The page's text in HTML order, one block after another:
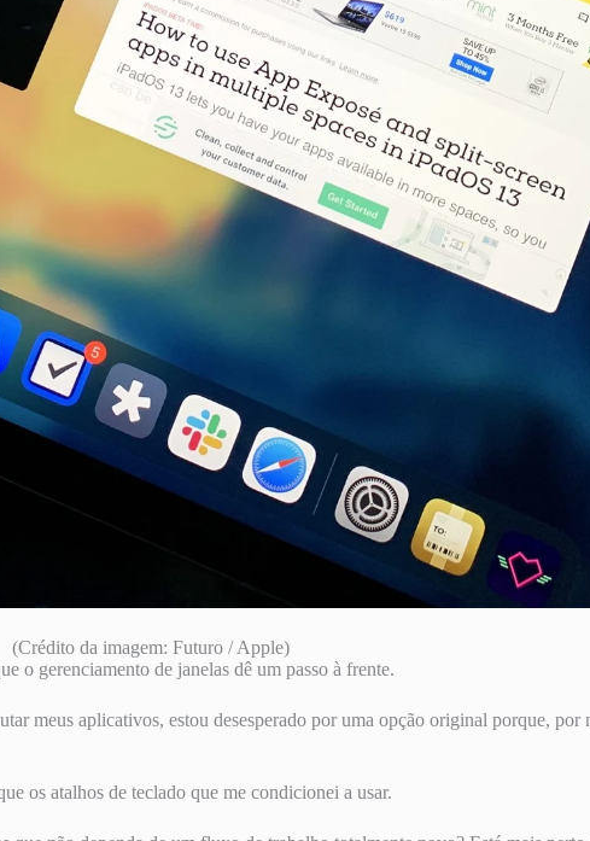
(Crédito da imagem: Futuro / Apple)
o gerenciamento de janelas dê um passo à frente.
meus aplicativos, estou desesperado por uma opção original porque,
os atalhos de teclado que me condicionei a usar.